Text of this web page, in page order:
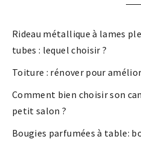
Rideau métallique à lames
tubes : lequel choisir ?
Toiture : rénover pour
Comment bien choisir son
petit salon ?
Bougies parfumées à table: